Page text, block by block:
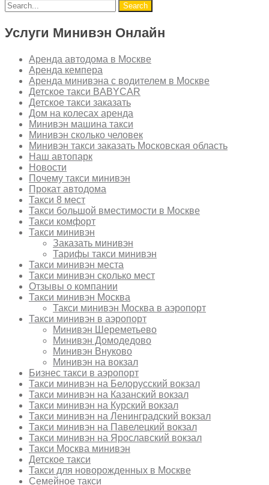
Услуги Минивэн Онлайн
Аренда автодома в Москве
Аренда кемпера
Аренда минивэна с водителем в Москве
Детское такси BABYCAR
Детское такси заказать
Дом на колесах аренда
Минивэн машина такси
Минивэн сколько человек
Минивэн такси заказать Московская область
Наш автопарк
Новости
Почему такси минивэн
Прокат автодома
Такси 8 мест
Такси большой вместимости в Москве
Такси комфорт
Такси минивэн
Заказать минивэн
Тарифы такси минивэн
Такси минивэн места
Такси минивэн сколько мест
Отзывы о компании
Такси минивэн Москва
Такси минивэн Москва в аэропорт
Такси минивэн в аэропорт
Минивэн Шереметьево
Минивэн Домодедово
Минивэн Внуково
Минивэн на вокзал
Бизнес такси в аэропорт
Такси минивэн на Белорусский вокзал
Такси минивэн на Казанский вокзал
Такси минивэн на Курский вокзал
Такси минивэн на Ленинградский вокзал
Такси минивэн на Павелецкий вокзал
Такси минивэн на Ярославский вокзал
Такси Москва минивэн
Детское такси
Такси для новорожденных в Москве
Семейное такси